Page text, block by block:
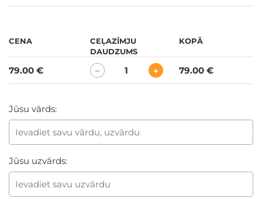
CENA
CEĻAZĪMJU
DAUDZUMS
KOPĀ
79.00 € − 1 + 79.00 €
Jūsu vārds:
Jūsu uzvārds: